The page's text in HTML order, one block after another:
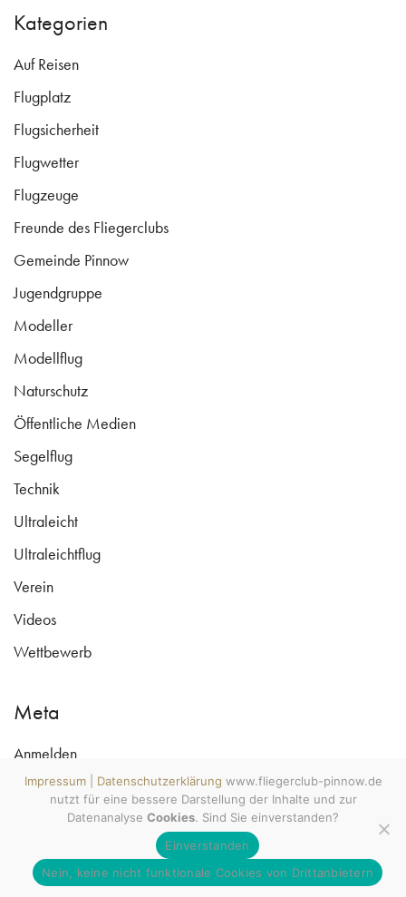
Kategorien
Auf Reisen
Flugplatz
Flugsicherheit
Flugwetter
Flugzeuge
Freunde des Fliegerclubs
Gemeinde Pinnow
Jugendgruppe
Modeller
Modellflug
Naturschutz
Öffentliche Medien
Segelflug
Technik
Ultraleicht
Ultraleichtflug
Verein
Videos
Wettbewerb
Meta
Anmelden
Eintrags-Feed
Kommentar-Feed
Copyright 2009 - 2026
All rights reserved. Wecke den
Luftsportler in Dir! MV tut gut.
#mvtutgut #soobock
Impressum|Datenschutzerklärung
Impressum| Datenschutzerklärung www.fliegerclub-pinnow.de
nutzt für eine bessere Darstellung der Inhalte und zur
Datenanalyse Cookies. Sind Sie einverstanden?
Einverstanden
Nein, keine nicht funktionale Cookies von Drittanbietern